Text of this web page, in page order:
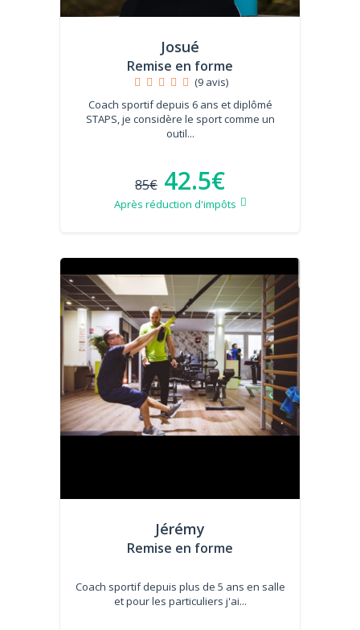
Josué
Remise en forme
(9 avis)
Coach sportif depuis 6 ans et diplômé
STAPS, je considère le sport comme un
outil...
85€ 42.5€
Après réduction d'impôts
Jérémy
Remise en forme
Coach sportif depuis plus de 5 ans en salle
et pour les particuliers j'ai...